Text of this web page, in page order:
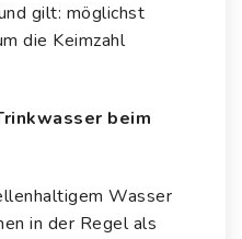
gilt: möglichst
die Keimzahl
beim
Wasser
in der Regel als